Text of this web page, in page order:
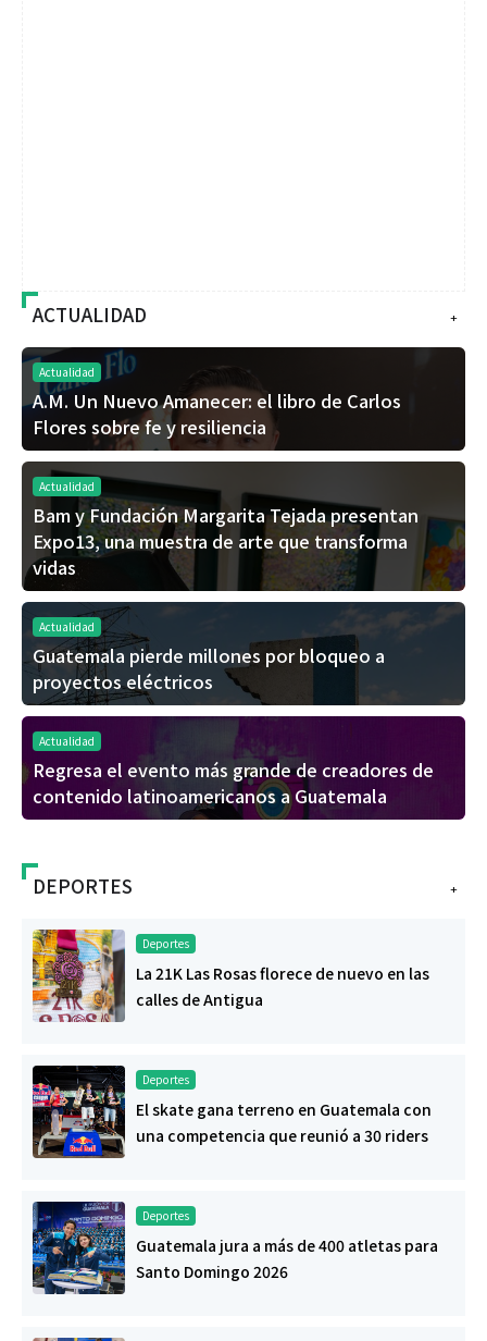
+
ACTUALIDAD
Actualidad
A.M. Un Nuevo Amanecer: el libro de Carlos
Flores sobre fe y resiliencia
Actualidad
Bam y Fundación Margarita Tejada presentan
Expo13, una muestra de arte que transforma
vidas
Actualidad
Guatemala pierde millones por bloqueo a
proyectos eléctricos
Actualidad
Regresa el evento más grande de creadores de
contenido latinoamericanos a Guatemala
+
DEPORTES
Deportes
La 21K Las Rosas florece de nuevo en las
calles de Antigua
Deportes
El skate gana terreno en Guatemala con
una competencia que reunió a 30 riders
Deportes
Guatemala jura a más de 400 atletas para
Santo Domingo 2026